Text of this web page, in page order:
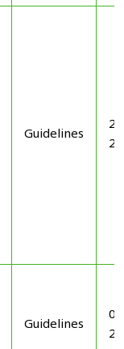
Guidelines
Guidelines